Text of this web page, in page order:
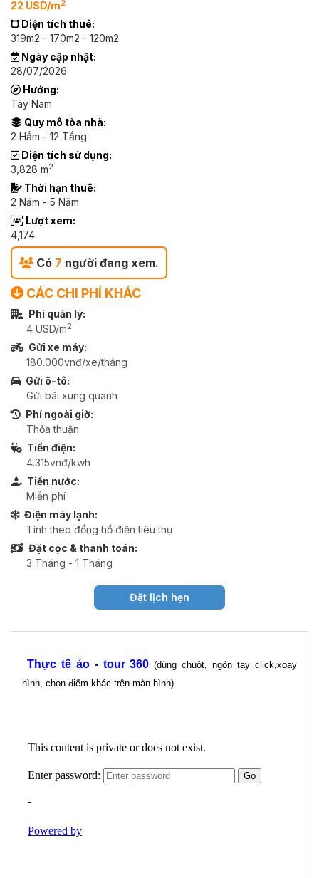
22 USD/m2
Diện tích thuê:
319m2 - 170m2 - 120m2
Ngày cập nhật:
28/07/2026
Hướng:
Tây Nam
Quy mô tòa nhà:
2 Hầm - 12 Tầng
Diện tích sử dụng:
3,828 m2
Thời hạn thuê:
2 Năm - 5 Năm
Lượt xem:
4,174
Có 7 người đang xem.
CÁC CHI PHÍ KHÁC
Phí quản lý:
4 USD/m2
Gửi xe máy:
180.000vnđ/xe/tháng
Gửi ô-tô:
Gửi bãi xung quanh
Phí ngoài giờ:
Thỏa thuận
Tiền điện:
4.315vnđ/kwh
Tiền nước:
Miễn phí
Điện máy lạnh:
Tính theo đồng hồ điện tiêu thụ
Đặt cọc & thanh toán:
3 Tháng - 1 Tháng
Đặt lịch hẹn
Thực tế ảo - tour 360 (dùng chuột, ngón tay click,xoay
hình, chọn điểm khác trên màn hình)